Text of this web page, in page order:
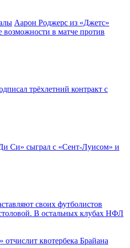
Аарон Роджерс из «Джетс»
возможности в матче против
трёхлетний контракт с
Си» сыграл с «Сент-Луисом» и
своих футболистов
В остальных клубах НФЛ
квотербека Брайана